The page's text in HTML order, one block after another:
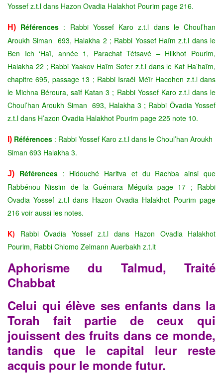
Yossef z.t.l dans Hazon Ovadia Halakhot Pourim page 216.
H) Références : Rabbi Yossef Karo z.t.l dans le Choul’han
Aroukh Siman 693, Halakha 2 ; Rabbi Yossef Haïm z.t.l dans le
Ben Ich ‘Haï, année 1, Parachat Tétsavé – Hilkhot Pourim,
Halakha 22 ; Rabbi Yaakov Haïm Sofer z.t.l dans le Kaf Ha’haïm,
chapitre 695, passage 13 ; Rabbi Israël MéïrHacohen z.t.l dans
le Michna Béroura, saïf Katan 3 ; Rabbi Yossef Karo z.t.l dans le
Choul’han Aroukh Siman 693, Halakha 3 ; Rabbi Ôvadia Yossef
z.t.l dans H’azon Ovadia Halakhot Pourim page 225 note 10.
I) Références : Rabbi Yossef Karo z.t.l dans le Choul’han Aroukh
Siman 693 Halakha 3.
J) Références: Hidouché Haritva et du Rachba ainsi que
Rabbénou Nissim de la Guémara Méguila page 17 ; Rabbi
Ovadia Yossef z.t.l dans Hazon Ovadia Halakhot Pourim page
216 voir aussi les notes.
K) Rabbi Ôvadia Yossef z.t.l dans Hazon Ovadia Halakhot
Pourim, Rabbi Chlomo Zelmann Auerbakh z.t.lt
Aphorisme du Talmud, Traité
Chabbat
Celui qui élève ses enfants dans la
Torah fait partie de ceux qui
jouissent des fruits dans ce monde,
tandis que le capital leur reste
acquis pour le monde futur.